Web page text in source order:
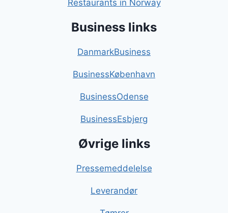
Restaurants in Norway
Business links
DanmarkBusiness
BusinessKøbenhavn
BusinessOdense
BusinessEsbjerg
Øvrige links
Pressemeddelelse
Leverandør